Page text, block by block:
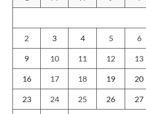
2 3 4 5 6
9 10 11 12 13
16 17 18 19 20
23 24 25 26 27